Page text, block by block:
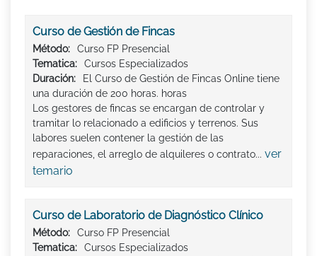
Curso de Gestión de Fincas
Método:
Curso FP Presencial
Tematica:
Cursos Especializados
Duración:
El Curso de Gestión de Fincas Online tiene
una duración de 200 horas. horas
Los gestores de fincas se encargan de controlar y
tramitar lo relacionado a edificios y terrenos. Sus
labores suelen contener la gestión de las
reparaciones, el arreglo de alquileres o contrato... ver
temario
Curso de Laboratorio de Diagnóstico Clínico
Método:
Curso FP Presencial
Tematica:
Cursos Especializados